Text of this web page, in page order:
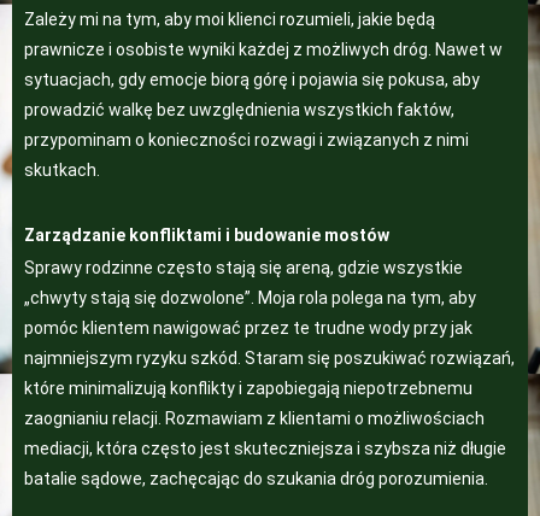
Zależy mi na tym, aby moi klienci rozumieli, jakie będą
prawnicze i osobiste wyniki każdej z możliwych dróg. Nawet w
sytuacjach, gdy emocje biorą górę i pojawia się pokusa, aby
prowadzić walkę bez uwzględnienia wszystkich faktów,
przypominam o konieczności rozwagi i związanych z nimi
skutkach.
Zarządzanie konfliktami i budowanie mostów
Sprawy rodzinne często stają się areną, gdzie wszystkie
„chwyty stają się dozwolone”. Moja rola polega na tym, aby
pomóc klientem nawigować przez te trudne wody przy jak
najmniejszym ryzyku szkód. Staram się poszukiwać rozwiązań,
które minimalizują konflikty i zapobiegają niepotrzebnemu
zaognianiu relacji. Rozmawiam z klientami o możliwościach
mediacji, która często jest skuteczniejsza i szybsza niż długie
batalie sądowe, zachęcając do szukania dróg porozumienia.